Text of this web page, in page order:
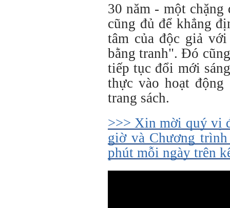
30 năm - một
cũng đủ để khẳng
tâm của độc giả
bằng tranh". Đó
tiếp tục đổi mới
thực vào hoạt
trang sách.
>>> Xin mời quý vị
giờ và Chương
phút mỗi ngày trên